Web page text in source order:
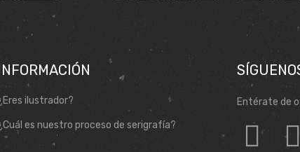
ilustrador?
es nuestro proceso de serigrafía?
Entérate de